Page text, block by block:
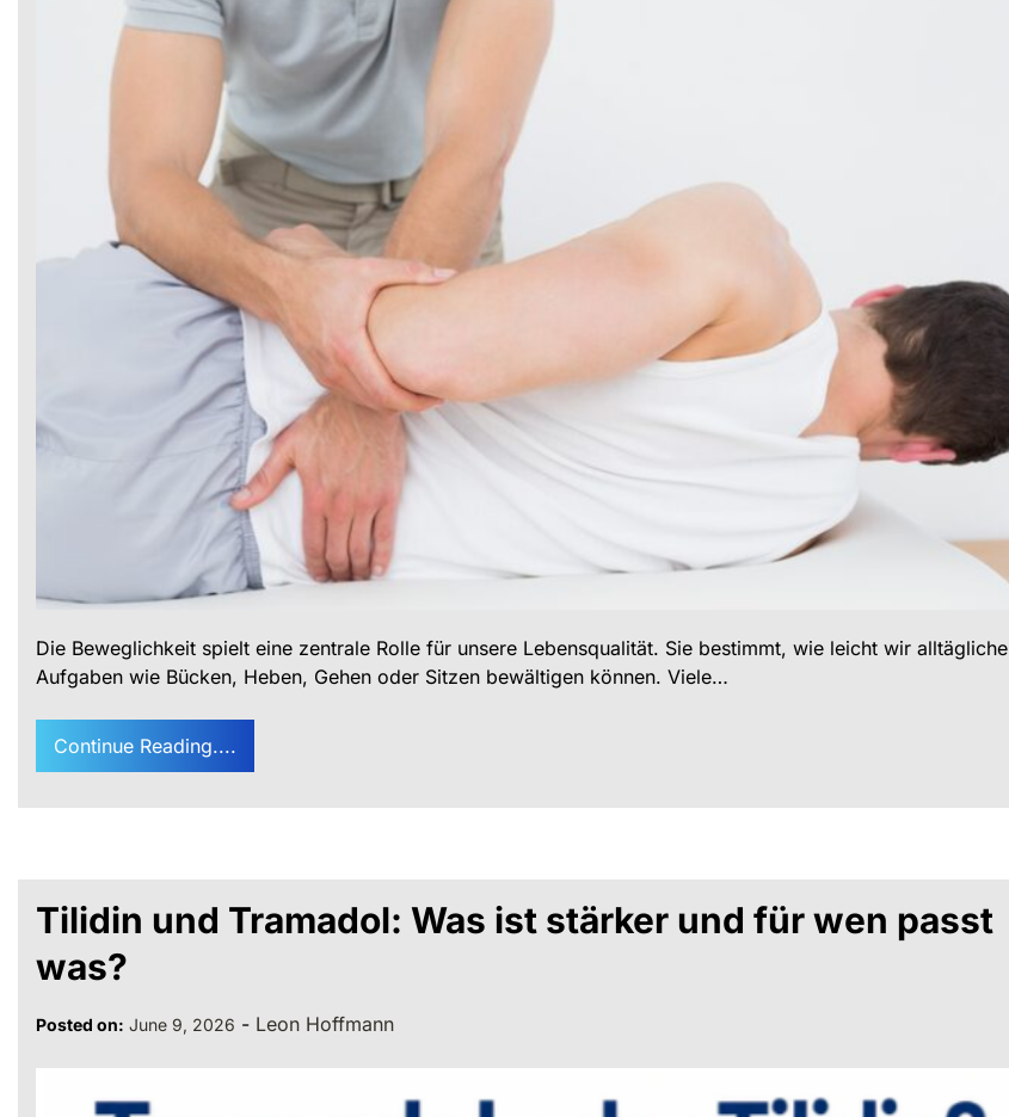
Die Beweglichkeit spielt eine zentrale Rolle für unsere Lebensqualität. Sie bestimmt, wie leicht wir alltägliche
Aufgaben wie Bücken, Heben, Gehen oder Sitzen bewältigen können. Viele…
Continue Reading....
Tilidin und Tramadol: Was ist stärker und für wen passt
was?
Posted on: June 9, 2026 - Leon Hoffmann